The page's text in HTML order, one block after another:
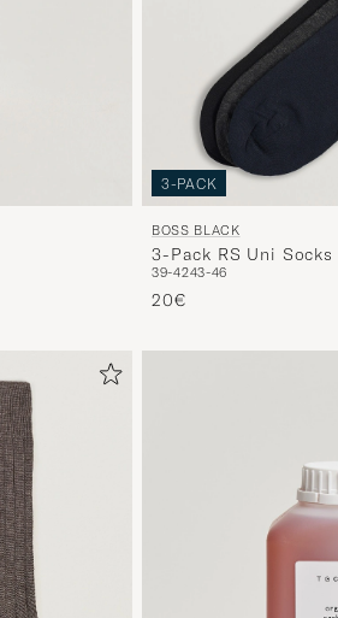
3-PACK
BOSS BLACK
3-Pack RS Uni
39-4243-46
20€